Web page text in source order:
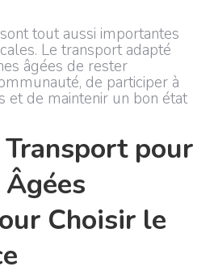
tout aussi importantes
Le transport adapté
âgées de rester
de participer à
et de maintenir un bon état
pour
Choisir le